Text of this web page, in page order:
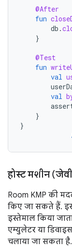
@After
fun
db .
}
@Test
fun
val
val
}
}
होस्ट मशीन
Room KMP की
किए जा सकते हैं.
इस्तेमाल किया
एम्युलेटर या
चलाया जा सकता है.